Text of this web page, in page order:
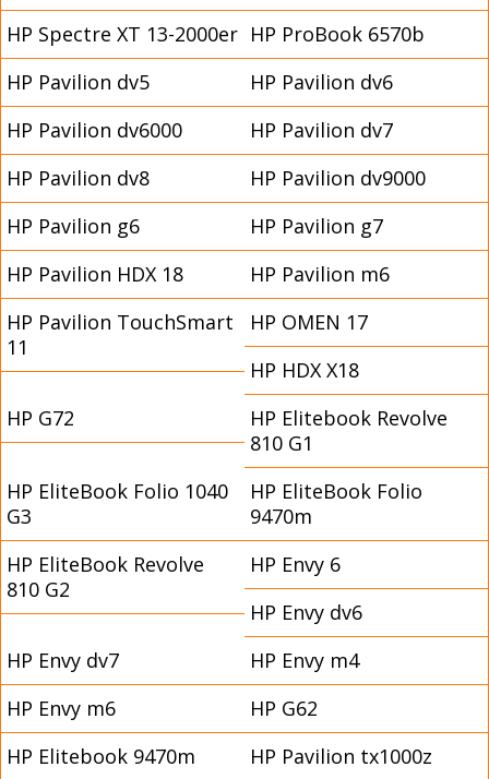
HP Spectre XT 13-2000er HP ProBook 6570b
HP Pavilion dv5
HP Pavilion dv6
HP Pavilion dv6000
HP Pavilion dv7
HP Pavilion dv8
HP Pavilion dv9000
HP Pavilion g6
HP Pavilion g7
HP Pavilion HDX 18
HP Pavilion m6
HP Pavilion TouchSmart
11
HP OMEN 17
HP HDX X18
HP G72
HP Elitebook Revolve
810 G1
HP EliteBook Folio 1040
G3
HP EliteBook Folio
9470m
HP EliteBook Revolve
810 G2
HP Envy 6
HP Envy dv6
HP Envy dv7
HP Envy m4
HP Envy m6
HP G62
HP Elitebook 9470m
HP Pavilion tx1000z